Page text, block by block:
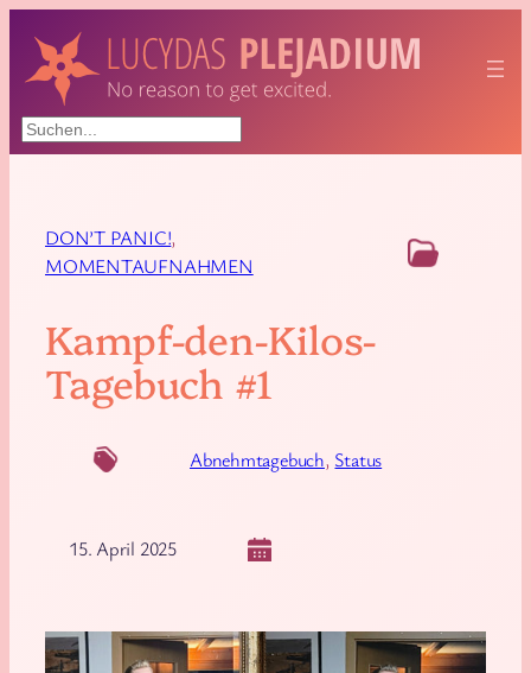
Suchen
DON’T PANIC!
MOMENTAUFNAHMEN
Kampf-den-Kilos-
Tagebuch #1
15. April 2025
Abnehmtagebuch, Status